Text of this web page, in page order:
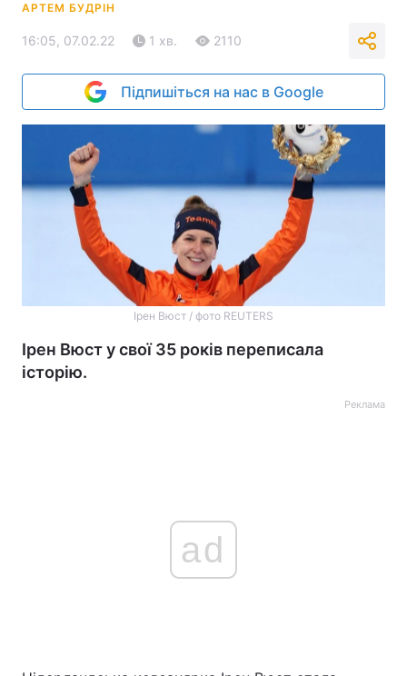
АРТЕМ БУДРІН
16:05, 07.02.22 1 хв. 2110
Підпишіться на нас в Google
Ірен Вюст / фото REUTERS
Ірен Вюст у свої 35 років переписала
історію.
Реклама
ad